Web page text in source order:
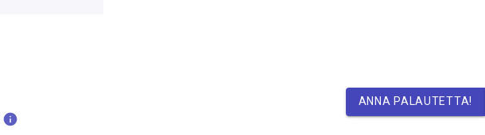
ANNA PALAUTETTA!